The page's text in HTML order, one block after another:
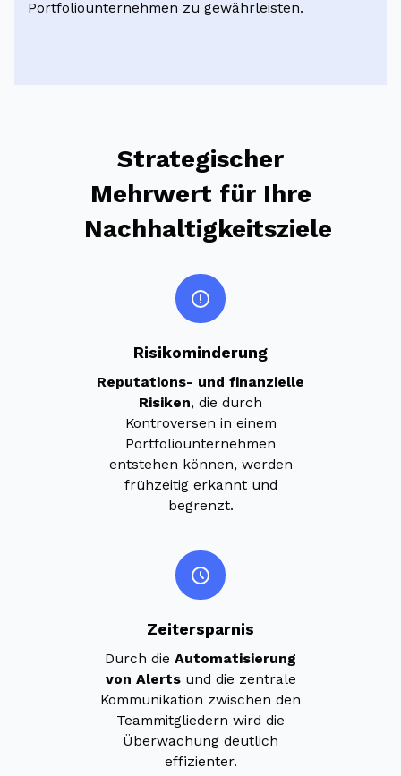
Portfoliounternehmen zu gewährleisten.
Strategischer
Mehrwert für Ihre
Nachhaltigkeitsziele
Risikominderung
Reputations- und finanzielle
Risiken, die durch
Kontroversen in einem
Portfoliounternehmen
entstehen können, werden
frühzeitig erkannt und
begrenzt.
Zeitersparnis
Durch die Automatisierung
von Alertsund die zentrale
Kommunikation zwischen den
Teammitgliedern wird die
Überwachung deutlich
effizienter.